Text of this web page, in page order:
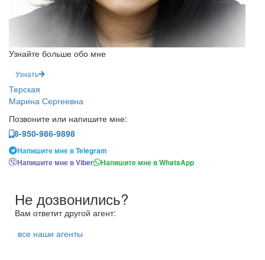
Узнайте больше обо мне
Узнать
Терская
Марина Сергеевна
Позвоните или напишите мне:
8-950-986-9898
Напишите мне в Telegram
Напишите мне в Viber
Напишите мне в WhatsApp
Не дозвонились?
Вам ответит другой агент:
все наши агенты